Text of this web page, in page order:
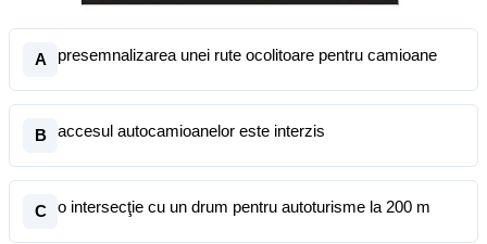
A presemnalizarea unei rute ocolitoare pentru camioane
B accesul autocamioanelor este interzis
C o intersecţie cu un drum pentru autoturisme la 200 m